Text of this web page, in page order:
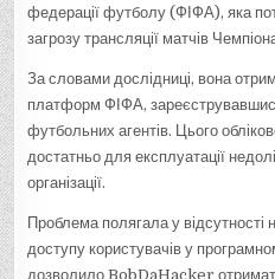
федерації футболу (ФІФА), яка
загрозу трансляції матчів
За словами дослідниці, вона
платформ ФІФА,
футбольних агентів. Цього
достатньо для експлуатації
організації.
Проблема полягала у відсутності
доступу користувачів у
дозволило BobDaHacker